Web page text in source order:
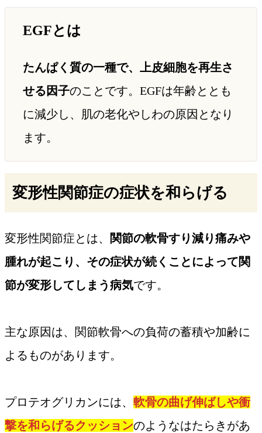
EGFとは
たんぱく質の一種で、上皮細胞を再生さ
せる因子のことです。EGFは年齢ととも
に減少し、肌の老化やしわの原因となり
ます。
変形性関節症の症状を和らげる
変形性関節症とは、
関節の軟骨すり減り痛みや
腫れが起こり、その症状が続くことによって関
節が変形してしまう病気です。
主な原因は、関節軟骨への負荷の蓄積や加齢に
よるものがあります。
プロテオグリカンには、 軟骨の曲げ伸ばしや衝
撃を和らげるクッションのようなはたらきがあ